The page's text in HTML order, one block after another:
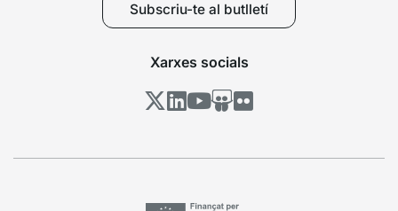
Subscriu-te al butlletí
Xarxes socials